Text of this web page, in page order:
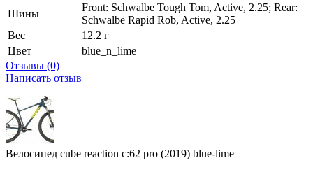
Шины
Front: Schwalbe Tough Tom, Active, 2.25; Rear:
Schwalbe Rapid Rob, Active, 2.25
Вес
12.2 г
Цвет
blue_n_lime
Отзывы (0)
Написать отзыв
Велосипед cube reaction c:62 pro (2019) blue-lime